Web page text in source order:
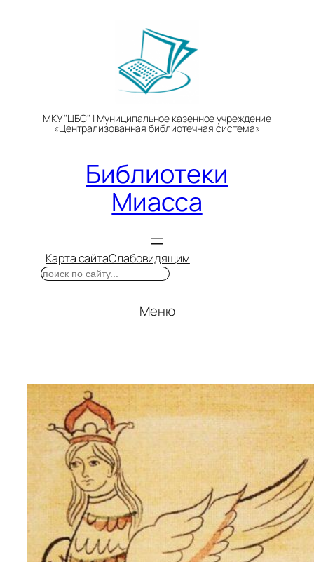
МКУ "ЦБС" | Муниципальное казенное учреждение
«Централизованная библиотечная система»
Библиотеки
Миасса
Карта сайтаСлабовидящим
Поиск
Меню